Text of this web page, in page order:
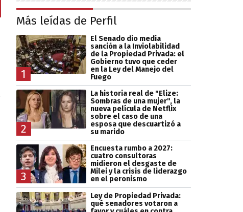
Más leídas de Perfil
1
El Senado dio media
sanción a la Inviolabilidad
de la Propiedad Privada: el
Gobierno tuvo que ceder
en la Ley del Manejo del
Fuego
2
La historia real de "Elize:
Sombras de una mujer", la
nueva película de Netflix
sobre el caso de una
esposa que descuartizó a
su marido
3
Encuesta rumbo a 2027:
cuatro consultoras
midieron el desgaste de
Milei y la crisis de liderazgo
en el peronismo
Ley de Propiedad Privada:
qué senadores votaron a